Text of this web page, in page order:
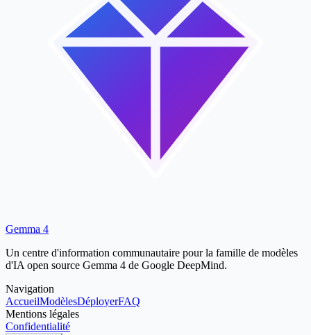
Gemma 4
Un centre d'information communautaire pour la famille de modèles
d'IA open source Gemma 4 de Google DeepMind.
Navigation
AccueilModèlesDéployerFAQ
Mentions légales
Confidentialité